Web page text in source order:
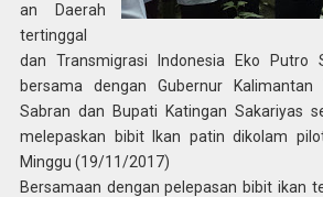
an Daerah
tertinggal
dan Transmigrasi Indonesia Eko Putro
bersama dengan Gubernur Kalimantan
Sabran dan Bupati Katingan Sakariyas
melepaskan bibit Ikan patin dikolam
Minggu (19/11/2017)
Bersamaan dengan pelepasan bibit ikan